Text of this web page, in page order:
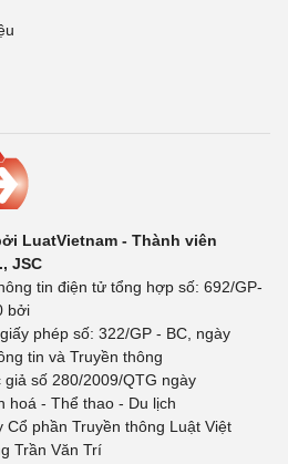
LuatVietnam - Thành viên
JSC
tin điện tử tổng hợp số: 692/GP-
bởi
phép số: 322/GP - BC, ngày
tin và Truyền thông
số 280/2009/QTG ngày
hoá - Thể thao - Du lịch
phần Truyền thông Luật Việt
Trần Văn Trí